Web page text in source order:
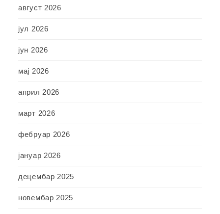
август 2026
јул 2026
јун 2026
мај 2026
април 2026
март 2026
фебруар 2026
јануар 2026
децембар 2025
новембар 2025